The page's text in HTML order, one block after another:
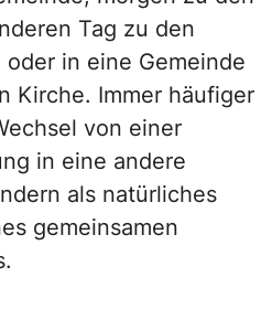
Tag zu den
oder in eine Gemeinde
Kirche. Immer häufiger
von einer
in eine andere
als natürliches
gemeinsamen